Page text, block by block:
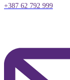
+387 62 792 999